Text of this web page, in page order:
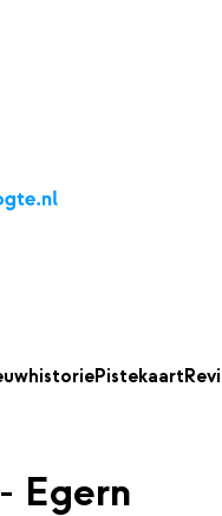
Kaarten
Pistekaart
Egern